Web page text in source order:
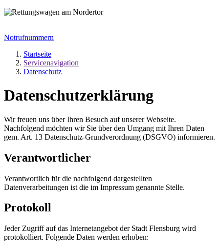
Notrufnummern
Startseite
Servicenavigation
Datenschutz
Datenschutzerklärung
Wir freuen uns über Ihren Besuch auf unserer Webseite.
Nachfolgend möchten wir Sie über den Umgang mit Ihren Daten
gem. Art. 13 Datenschutz-Grundverordnung (DSGVO) informieren.
Verantwortlicher
Verantwortlich für die nachfolgend dargestellten
Datenverarbeitungen ist die im Impressum genannte Stelle.
Protokoll
Jeder Zugriff auf das Internetangebot der Stadt Flensburg wird
protokolliert. Folgende Daten werden erhoben: